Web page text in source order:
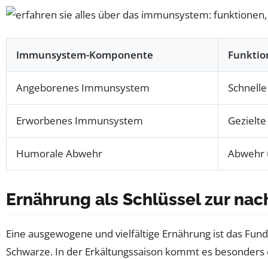
Immunsystem-Komponente
Angeborenes Immunsystem
Erworbenes Immunsystem
Humorale Abwehr Abwehr
Ernährung als Schlüssel zur
Eine ausgewogene und vielfältige Ernährung ist das
Schwarze. In der Erkältungssaison kommt es